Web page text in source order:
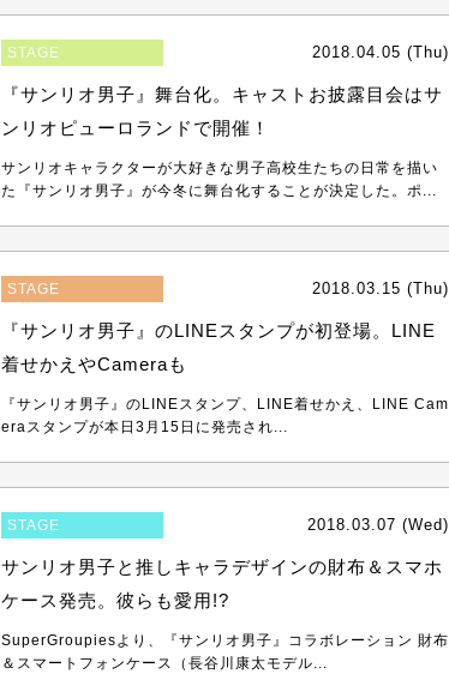
STAGE 2018.04.05 (Thu)
『サンリオ男子』舞台化。キャストお披露目会はサ
ンリオピューロランドで開催！
サンリオキャラクターが大好きな男子高校生たちの日常を描い
た『サンリオ男子』が今冬に舞台化することが決定した。ポ...
STAGE 2018.03.15 (Thu)
『サンリオ男子』のLINEスタンプが初登場。LINE
着せかえやCameraも
『サンリオ男子』のLINEスタンプ、LINE着せかえ、LINE Cam
eraスタンプが本日3月15日に発売され...
STAGE 2018.03.07 (Wed)
サンリオ男子と推しキャラデザインの財布＆スマホ
ケース発売。彼らも愛用!?
SuperGroupiesより、『サンリオ男子』コラボレーション 財布
＆スマートフォンケース（長谷川康太モデル...